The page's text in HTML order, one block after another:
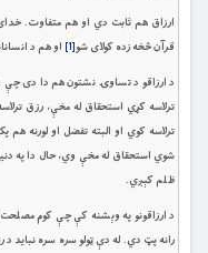
ارزاق هم ثابت دي او هم متفاوت.
قرآن څخه زده کولای شو[1] او هم د
د ارزاقو د تساوۍ نشتون هم دا دی
ترلاسه کړي استحقاق له مخې، رزق
ترلاسه کوي او البته تفضل او لورنه
شوي استحقاق له مخې وي، حال دا په
ظلم کېږي.
د ارزاقونو په وېشنه کې چې کوم مصلحت
رانه پټ دي. له دې ټولو سره سره نبايد